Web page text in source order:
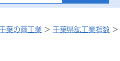
葉の商工業 > 千葉県鉱工業指数 >